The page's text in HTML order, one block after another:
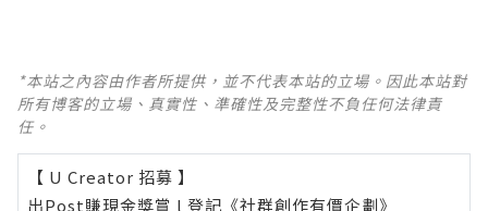
*本站之內容由作者所提供，並不代表本站的立場。因此本站對
所有博客的立場、真實性、準確性及完整性不負任何法律責
任。
【 U Creator 招募 】
出Post賺現金獎賞 l 登記《社群創作有價企劃》